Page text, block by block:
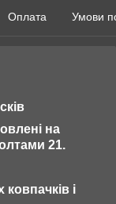
Оплата Умови
на
21.
і